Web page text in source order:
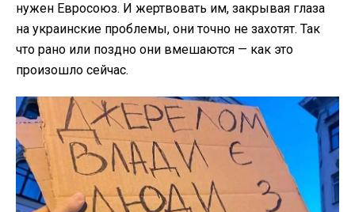
нужен Евросоюз. И жертвовать им, закрывая глаза
на украинские проблемы, они точно не захотят. Так
что рано или поздно они вмешаются — как это
произошло сейчас.